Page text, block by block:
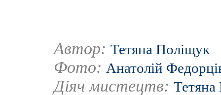
Автор: Тетяна Поліщук
Фото: Анатолій
Діяч мистецтв: